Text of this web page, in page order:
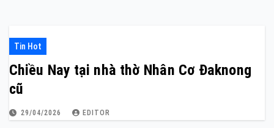
Tin Hot
Chiều Nay tại nhà thờ Nhân Cơ Đaknong
cũ
29/04/2026 EDITOR